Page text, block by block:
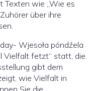
Texten wie „Wie es
über ihre
Wjesoła póndźela
Vielfalt fetzt“ statt, die
gibt dem
wie Vielfalt in